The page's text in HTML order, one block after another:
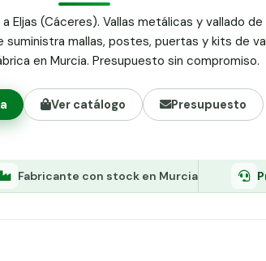
Eljas (Cáceres). Vallas metálicas y vallado de
mallas, postes, puertas y kits de
en Murcia. Presupuesto sin compromiso.
Ver catálogo Presupuesto
Fabricante con stock en Murcia